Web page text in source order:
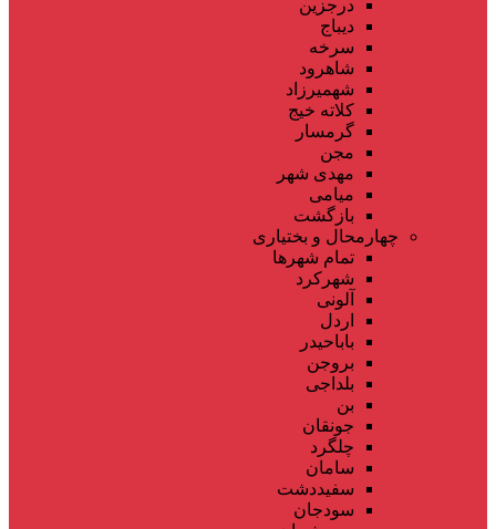
درجزین
دیباج
سرخه
شاهرود
شهمیرزاد
کلاته خیج
گرمسار
مجن
مهدی شهر
میامی
بازگشت
چهارمحال و بختیاری
تمام شهر‌ها
شهرکرد
آلونی
اردل
باباحیدر
بروجن
بلداجی
بن
جونقان
چلگرد
سامان
سفیددشت
سودجان